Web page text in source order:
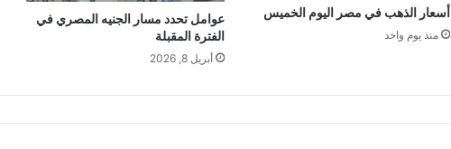
أسعار الذهب في مصر اليوم الخميس
منذ يوم واحد
عوامل تحدد مسار الجنيه المصري في
الفترة المقبلة
أبريل 8, 2026